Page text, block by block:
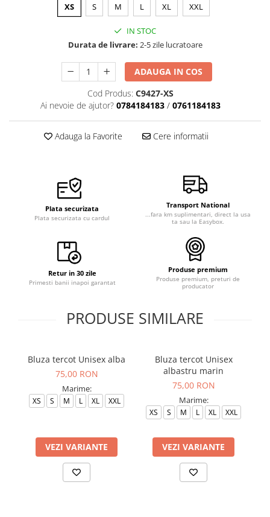
Halate medicale polar - unisex
Sorturi restaurante
Tricouri de lucru
Saboti medicali
ACCESORII
Noutati
XS S M L XL XXL
IN STOC
Durata de livrare: 2-5 zile lucratoare
ADAUGA IN COS
Cod Produs: C9427-XS
Ai nevoie de ajutor? 0784184183 / 0761184183
Adauga la Favorite Cere informatii
Plata securizata
Plata securizata cu cardul
Transport National
...fara km suplimentari, direct la usa
ta sau la Easybox.
Retur in 30 zile
Primesti banii inapoi garantat
Produse premium
Produse premium, preturi de
producator
PRODUSE SIMILARE
Bluza tercot Unisex alba
75,00 RON
Marime:
XS S M L XL XXL
VEZI VARIANTE
Bluza tercot Unisex
albastru marin
75,00 RON
Marime:
XS S M L XL XXL
VEZI VARIANTE